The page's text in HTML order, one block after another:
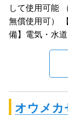
して使用可能
無償使用可）
備】電気・水
オウメカ